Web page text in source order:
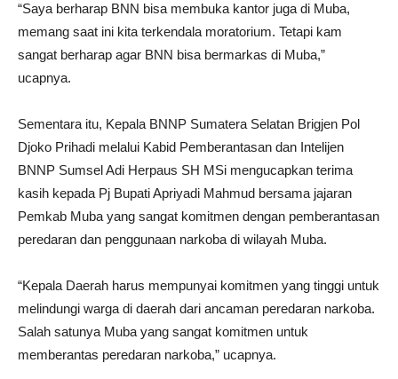
“Saya berharap BNN bisa membuka kantor juga di Muba,
memang saat ini kita terkendala moratorium. Tetapi kam
sangat berharap agar BNN bisa bermarkas di Muba,”
ucapnya.
Sementara itu, Kepala BNNP Sumatera Selatan Brigjen Pol
Djoko Prihadi melalui Kabid Pemberantasan dan Intelijen
BNNP Sumsel Adi Herpaus SH MSi mengucapkan terima
kasih kepada Pj Bupati Apriyadi Mahmud bersama jajaran
Pemkab Muba yang sangat komitmen dengan pemberantasan
peredaran dan penggunaan narkoba di wilayah Muba.
“Kepala Daerah harus mempunyai komitmen yang tinggi untuk
melindungi warga di daerah dari ancaman peredaran narkoba.
Salah satunya Muba yang sangat komitmen untuk
memberantas peredaran narkoba,” ucapnya.